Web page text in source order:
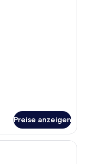
Preise anzeigen
einem Fernseher und Blick auf